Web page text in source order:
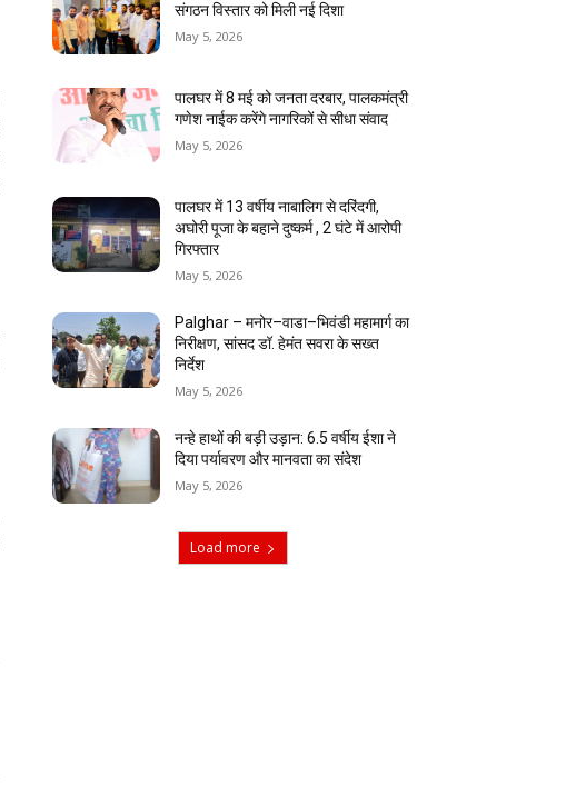
संगठन विस्तार को मिली नई दिशा
May 5, 2026
पालघर में 8 मई को जनता दरबार, पालकमंत्री
गणेश नाईक करेंगे नागरिकों से सीधा संवाद
May 5, 2026
पालघर में 13 वर्षीय नाबालिग से दरिंदगी,
अघोरी पूजा के बहाने दुष्कर्म , 2 घंटे में आरोपी
गिरफ्तार
May 5, 2026
Palghar – मनोर–वाडा–भिवंडी महामार्ग का
निरीक्षण, सांसद डॉ. हेमंत सवरा के सख्त
निर्देश
May 5, 2026
नन्हे हाथों की बड़ी उड़ान: 6.5 वर्षीय ईशा ने
दिया पर्यावरण और मानवता का संदेश
May 5, 2026
Load more